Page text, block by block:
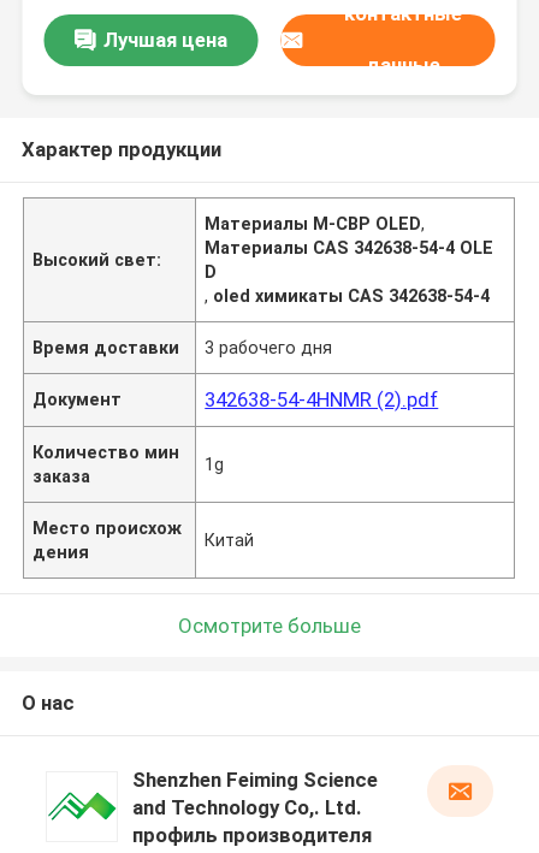
Лучшая цена
контактные
данные
Характер продукции
Высокий свет:
Материалы M-CBP OLED,
Материалы CAS 342638-54-4 OLE
D
, oled химикаты CAS 342638-54-4
Время доставки 3 рабочего дня
Документ 342638-54-4HNMR (2).pdf
Количество мин
заказа
1g
Место происхож
дения
Китай
Осмотрите больше
О нас
Shenzhen Feiming Science
and Technology Co,. Ltd.
профиль производителя